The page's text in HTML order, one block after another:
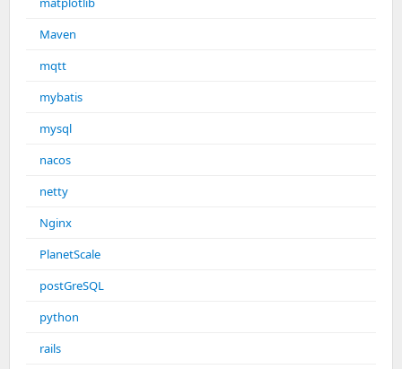
Maven
mqtt
mybatis
mysql
nacos
netty
Nginx
PlanetScale
postGreSQL
python
rails